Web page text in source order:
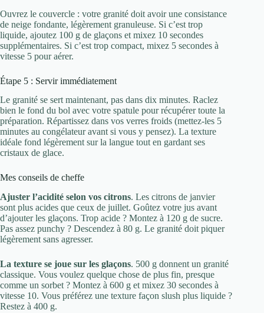
Ouvrez le couvercle : votre granité doit avoir une consistance
de neige fondante, légèrement granuleuse. Si c’est trop
liquide, ajoutez 100 g de glaçons et mixez 10 secondes
supplémentaires. Si c’est trop compact, mixez 5 secondes à
vitesse 5 pour aérer.
Étape 5 : Servir immédiatement
Le granité se sert maintenant, pas dans dix minutes. Raclez
bien le fond du bol avec votre spatule pour récupérer toute la
préparation. Répartissez dans vos verres froids (mettez-les 5
minutes au congélateur avant si vous y pensez). La texture
idéale fond légèrement sur la langue tout en gardant ses
cristaux de glace.
Mes conseils de cheffe
Ajuster l’acidité selon vos citrons. Les citrons de janvier
sont plus acides que ceux de juillet. Goûtez votre jus avant
d’ajouter les glaçons. Trop acide ? Montez à 120 g de sucre.
Pas assez punchy ? Descendez à 80 g. Le granité doit piquer
légèrement sans agresser.
La texture se joue sur les glaçons. 500 g donnent un granité
classique. Vous voulez quelque chose de plus fin, presque
comme un sorbet ? Montez à 600 g et mixez 30 secondes à
vitesse 10. Vous préférez une texture façon slush plus liquide ?
Restez à 400 g.